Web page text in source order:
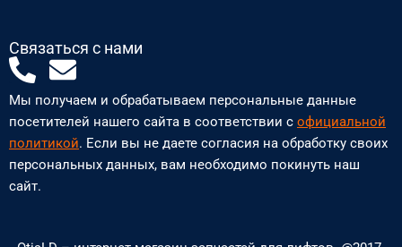
Связаться с нами
P
h
o
n
e
E
n
v
e
l
Мы получаем и обрабатываем персональные данные
посетителей нашего сайта в соответствии с официальной
политикой. Если вы не даете согласия на обработку своих
персональных данных, вам необходимо покинуть наш
сайт.